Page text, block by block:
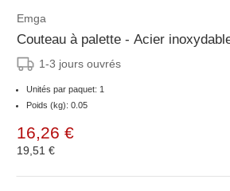
Emga
Couteau à palette - Acier
1-3 jours ouvrés
Unités par paquet: 1
Poids (kg): 0.05
16,26 €
19,51 €